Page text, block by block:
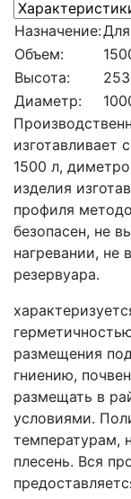
Назначение:
Объем:
Высота:
Диаметр:
изготавливает
1500 л,
изделия
профиля
безопасен, не
нагревании,
резервуара.
размещения
гниению,
размещать в
условиями.
температурам,
плесень. Вся